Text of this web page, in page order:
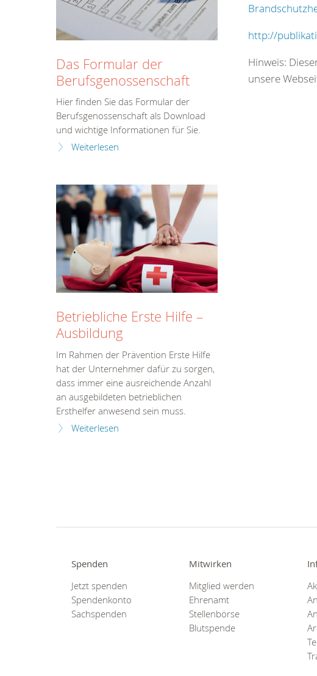
http://
Hinweis:
unsere
Das Formular der
Berufsgenossenschaft
Hier finden Sie das Formular der
Berufsgenossenschaft als Download
und wichtige Informationen für Sie.
Weiterlesen
Betriebliche Erste Hilfe –
Ausbildung
Im Rahmen der Prävention Erste Hilfe
hat der Unternehmer dafür zu sorgen,
dass immer eine ausreichende Anzahl
an ausgebildeten betrieblichen
Ersthelfer anwesend sein muss.
Weiterlesen
Spenden
Jetzt spenden
Spendenkonto
Sachspenden
Mitwirken
Mitglied werden
Ehrenamt
Stellenbörse
Blutspende